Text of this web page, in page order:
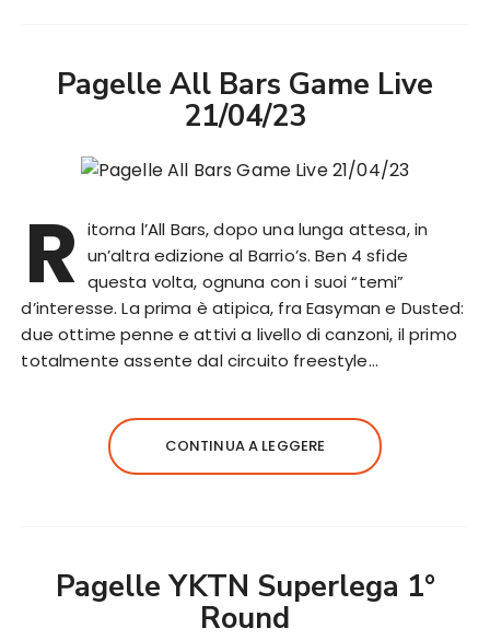
Pagelle All Bars Game Live
21/04/23
R itorna l’All Bars, dopo una lunga attesa, in
un’altra edizione al Barrio’s. Ben 4 sfide
questa volta, ognuna con i suoi “temi”
d’interesse. La prima è atipica, fra Easyman e Dusted:
due ottime penne e attivi a livello di canzoni, il primo
totalmente assente dal circuito freestyle…
CONTINUA A LEGGERE
Pagelle YKTN Superlega 1°
Round